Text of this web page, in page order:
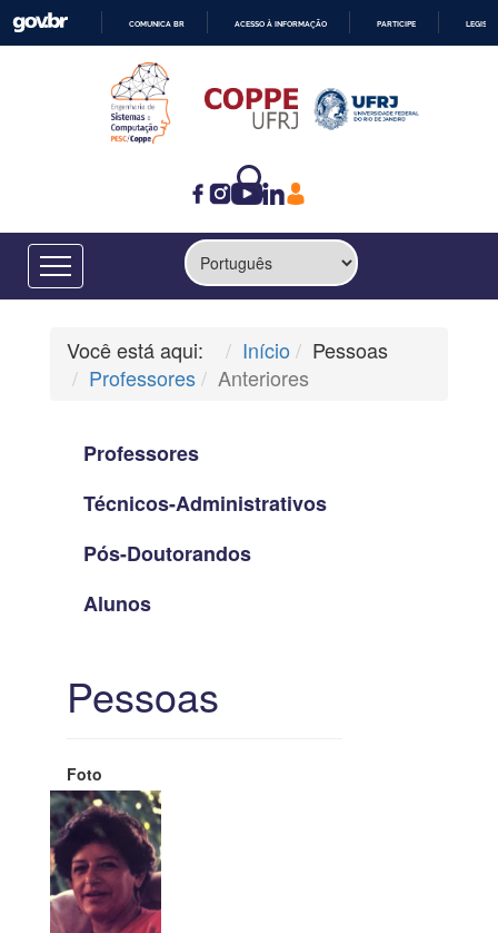
CONTEÚDO
COMUNICA BR ACESSO À INFORMAÇÃO PARTICIPE
Você está aqui: Início
Pessoas
Professores
Anteriores
Professores
Técnicos-Administrativos
Pós-Doutorandos
Alunos
Pessoas
Foto